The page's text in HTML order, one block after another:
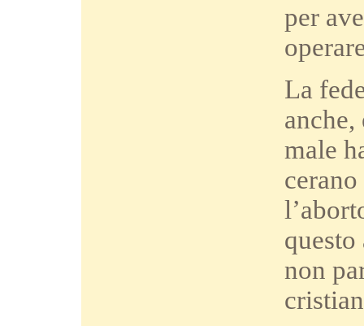
per
La
male
non